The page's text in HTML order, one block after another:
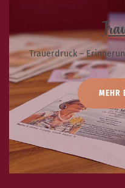
Trauerdruck –
MEHR